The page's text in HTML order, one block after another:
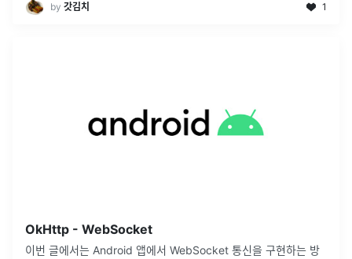
by 갓김치 1
OkHttp - WebSocket
이번 글에서는 Android 앱에서 WebSocket 통신을 구현하는 방